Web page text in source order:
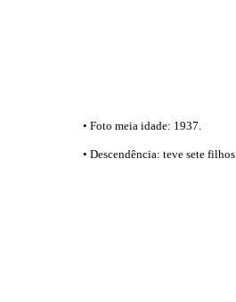
• Foto meia idade: 1937.
• Descendência: teve sete filhos.